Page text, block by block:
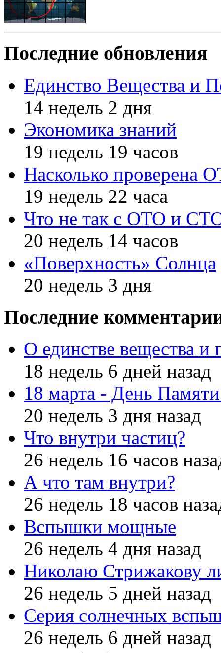
Последние обновления
Единство Вещества и
14 недель 2 дня
Экономика знаний
19 недель 19 часов
Насколько проверена
19 недель 22 часа
Что не так с ОТО и
20 недель 14 часов
«Поверхность» Солнца
20 недель 3 дня
Последние
О единстве вещества и
18 недель 6 дней назад
18 марта - День
20 недель 3 дня назад
Что внутри частиц?
26 недель 16 часов
А что там внутри?
26 недель 18 часов
Вспышки мощные
26 недель 4 дня назад
Николаю Стрижакову
26 недель 5 дней назад
Серия солнечных
26 недель 6 дней назад